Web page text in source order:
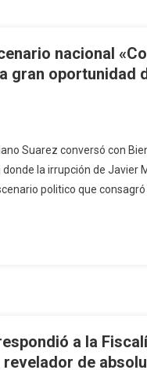
nacional
gran oportunidad
Suarez conversó con
la irrupción de Javier
politico que
a la
de